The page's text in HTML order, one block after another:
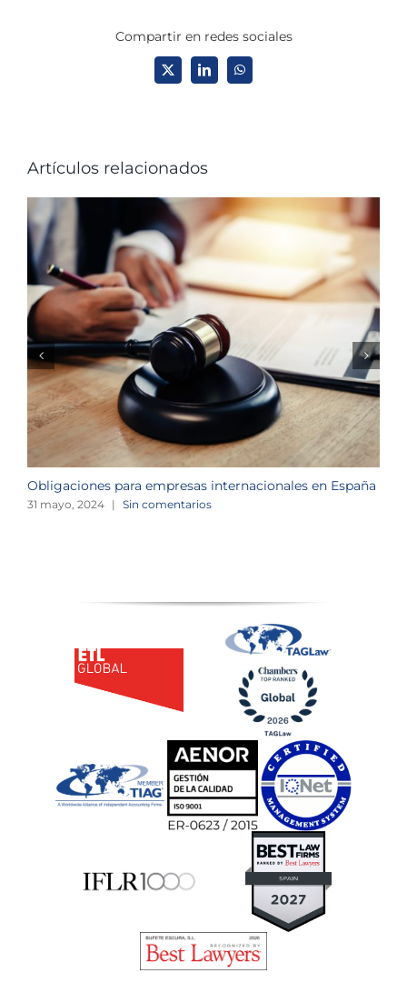
Compartir en redes sociales
X LinkedInWhatsApp
Artículos relacionados
Obligaciones para empresas internacionales en España
31 mayo, 2024 | Sin comentarios